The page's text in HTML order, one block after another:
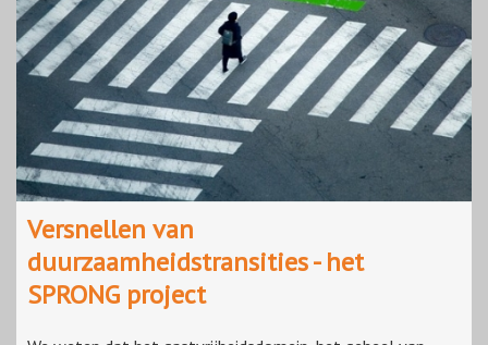
Versnellen van
duurzaamheidstransities - het
SPRONG project